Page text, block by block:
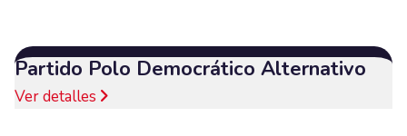
Partido Polo Democrático Alternativo
Ver detalles